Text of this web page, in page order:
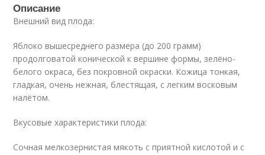
Описание
Внешний вид плода:
Яблоко вышесреднего размера (до 200 грамм)
продолговатой конической к вершине формы, зелёно-
белого окраса, без покровной окраски. Кожица тонкая,
гладкая, очень нежная, блестящая, с легким восковым
налётом.
Вкусовые характеристики плода:
Сочная мелкозернистая мякоть с приятной кислотой и с